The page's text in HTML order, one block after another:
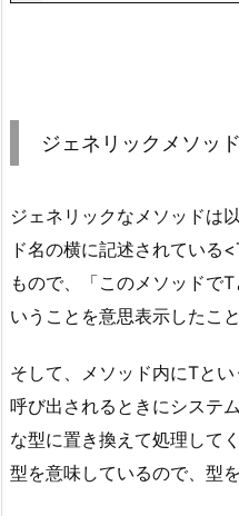
ジェネリックメソッ
ジェネリックなメソッドは
ド名の横に記述されている
もので、「このメソッドで
いうことを意思表示したこと
そして、メソッド内にTと
呼び出されるときにシステ
な型に置き換えて処理して
型を意味しているので、型